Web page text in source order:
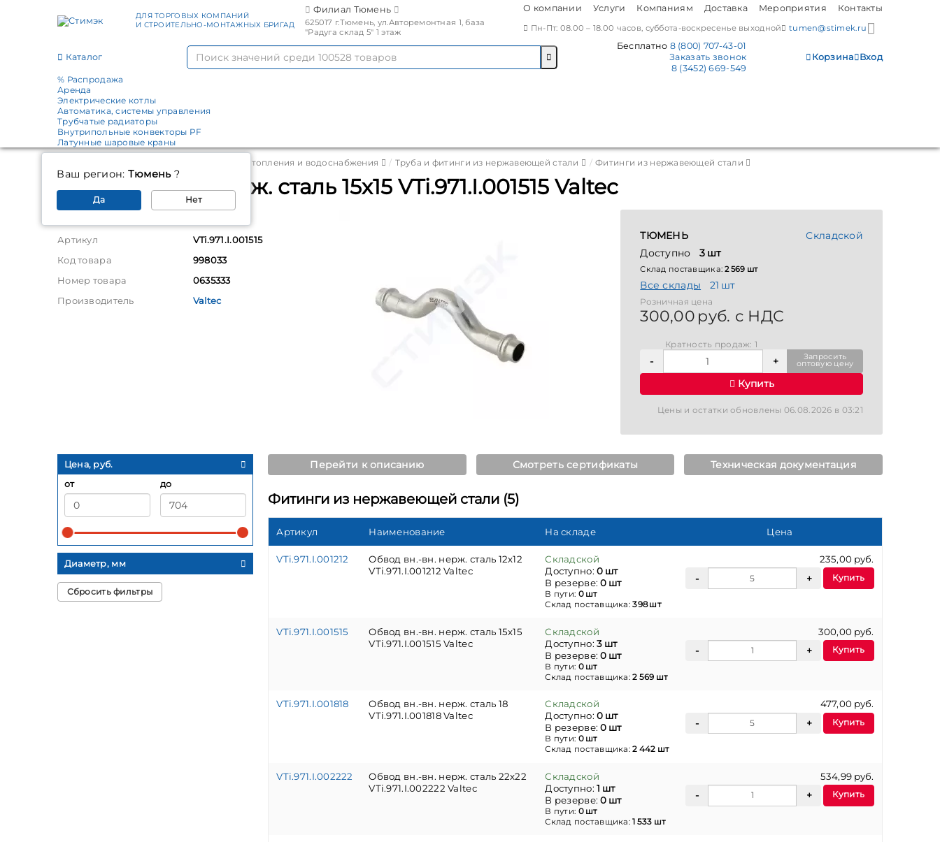
ДЛЯ ТОРГОВЫХ КОМПАНИЙ
И СТРОИТЕЛЬНО-МОНТАЖНЫХ БРИГАД
Филиал Тюмень
625017 г.Тюмень, ул.Авторемонтная 1, база
"Радуга склад 5" 1 этаж
Ваш регион: Тюмень?
Да Нет
О компании Услуги Компаниям Доставка Мероприятия Контакты
Пн-Пт: 08.00 – 18.00 часов, суббота-воскресенье выходной tumen@stimek.ru
Каталог
Бесплатно 8 (800) 707-43-01
Заказать звонок
8 (3452) 669-549
Корзина Вход
% Распродажа
Аренда
Электрические котлы
Автоматика, системы управления
Трубчатые радиаторы
Внутрипольные конвекторы PF
Латунные шаровые краны
Трубы и фитинги для отопления и водоснабжения Труба и фитинги из нержавеющей стали Фитинги из нержавеющей стали
Обвод вн.-вн. нерж. сталь 15х15 VTi.971.I.001515 Valtec
Артикул
VTi.971.I.001515
Код товара
998033
Номер товара
0635333
Производитель
Valtec
Складской
ТЮМЕНЬ
Доступно3 шт
Склад поставщика:2 569 шт
Все склады 21 шт
Розничная цена
300,00 руб. с НДС
Кратность продаж: 1
Запросить
оптовую цену
Купить
Цены и остатки обновлены 06.08.2026 в 03:21
Цена, руб.
от
до
Диаметр, мм
Сбросить фильтры
Перейти к описанию Смотреть сертификаты Техническая документация
Фитинги из нержавеющей стали (5)
Артикул Наименование На складе Цена
VTi.971.I.001212
Обвод вн.-вн. нерж. сталь 12х12
VTi.971.I.001212 Valtec
Складской
Доступно:0 шт
В резерве:0 шт
В пути: 0 шт
Склад поставщика:398 шт
235,00 руб.
Купить
VTi.971.I.001515
Обвод вн.-вн. нерж. сталь 15х15
VTi.971.I.001515 Valtec
Складской
Доступно:3 шт
В резерве:0 шт
В пути: 0 шт
Склад поставщика:2 569 шт
300,00 руб.
Купить
VTi.971.I.001818
Обвод вн.-вн. нерж. сталь 18
VTi.971.I.001818 Valtec
Складской
Доступно:0 шт
В резерве:0 шт
В пути: 0 шт
Склад поставщика:2 442 шт
477,00 руб.
Купить
VTi.971.I.002222
Обвод вн.-вн. нерж. сталь 22х22
VTi.971.I.002222 Valtec
Складской
Доступно:1 шт
В резерве:0 шт
В пути: 0 шт
Склад поставщика:1 533 шт
534,99 руб.
Купить